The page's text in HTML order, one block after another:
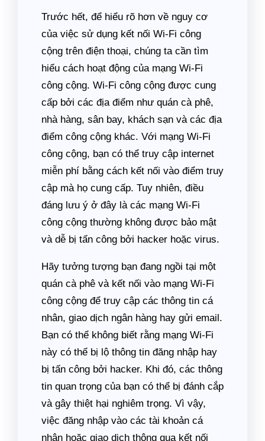
Trước hết, để hiểu rõ hơn về nguy cơ
của việc sử dụng kết nối Wi-Fi công
cộng trên điện thoại, chúng ta cần tìm
hiểu cách hoạt động của mạng Wi-Fi
công cộng. Wi-Fi công cộng được cung
cấp bởi các địa điểm như quán cà phê,
nhà hàng, sân bay, khách sạn và các địa
điểm công cộng khác. Với mạng Wi-Fi
công cộng, bạn có thể truy cập internet
miễn phí bằng cách kết nối vào điểm truy
cập mà họ cung cấp. Tuy nhiên, điều
đáng lưu ý ở đây là các mạng Wi-Fi
công cộng thường không được bảo mật
và dễ bị tấn công bởi hacker hoặc virus.
Hãy tưởng tượng bạn đang ngồi tại một
quán cà phê và kết nối vào mạng Wi-Fi
công cộng để truy cập các thông tin cá
nhân, giao dịch ngân hàng hay gửi email.
Bạn có thể không biết rằng mạng Wi-Fi
này có thể bị lộ thông tin đăng nhập hay
bị tấn công bởi hacker. Khi đó, các thông
tin quan trọng của bạn có thể bị đánh cắp
và gây thiệt hại nghiêm trọng. Vì vậy,
việc đăng nhập vào các tài khoản cá
nhân hoặc giao dịch thông qua kết nối